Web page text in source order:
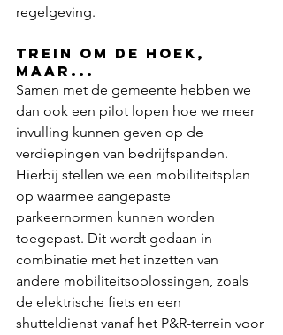
regelgeving.
Trein om de hoek,
maar...
Samen met de gemeente hebben we
dan ook een pilot lopen hoe we meer
invulling kunnen geven op de
verdiepingen van bedrijfspanden.
Hierbij stellen we een mobiliteitsplan
op waarmee aangepaste
parkeernormen kunnen worden
toegepast. Dit wordt gedaan in
combinatie met het inzetten van
andere mobiliteitsoplossingen, zoals
de elektrische fiets en een
shutteldienst vanaf het P&R-terrein voor